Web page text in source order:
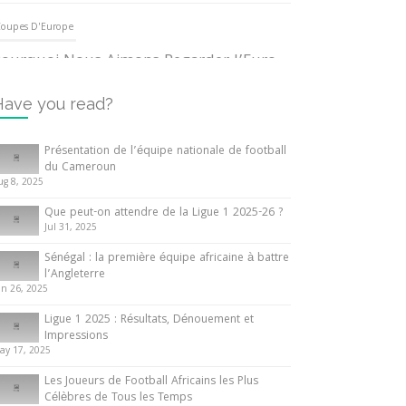
D'Europe
Nous Aimons Regarder l’Euro
June 2024
Internationales
ce que vous devez savoir sur la
d’Afrique des Nations
10 May 2024
Internationales
de l’équipe nationale de
football du Cameroun
2025
you read?
Présentation de l’équipe nationale de football
du Cameroun
8, 2025
Que peut-on attendre de la Ligue 1 2025-26 ?
Jul 31, 2025
Sénégal : la première équipe africaine à battre
l’Angleterre
26, 2025
Ligue 1 2025 : Résultats, Dénouement et
Impressions
17, 2025
Les Joueurs de Football Africains les Plus
Célèbres de Tous les Temps